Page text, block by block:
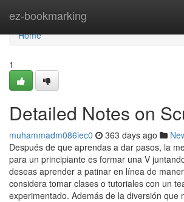
ez-bookmarking
Home
Home
1
Detailed Notes on
muhammadm086iec0 363 days ago
Después de que aprendas a dar pasos, la
para un principiante es formar una V
deseas aprender a patinar en línea de
considera tomar clases o tutoriales con un
experimentado. Además de la diversión que